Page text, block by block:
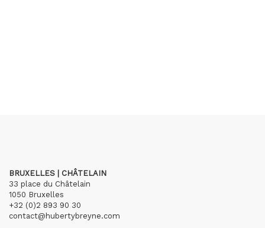
BRUXELLES | CHÂTELAIN
33 place du Châtelain
1050 Bruxelles
+32 (0)2 893 90 30
contact@hubertybreyne.com